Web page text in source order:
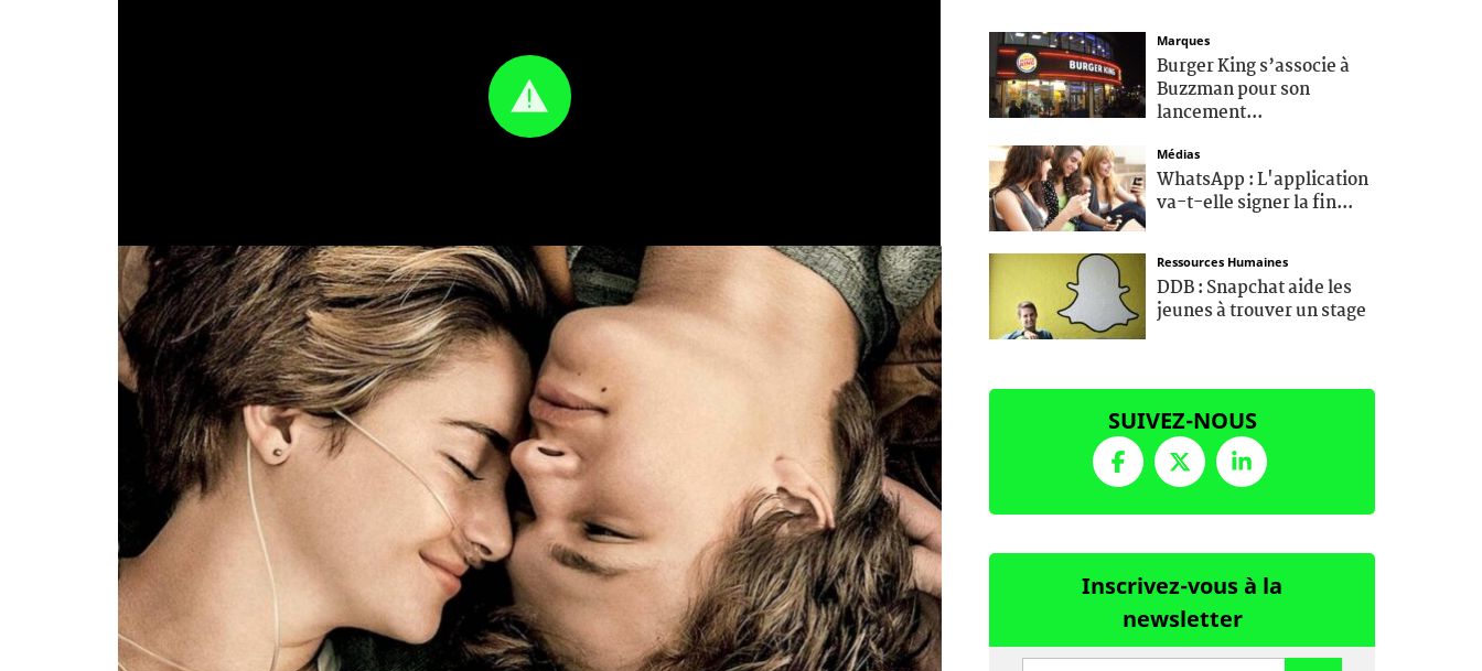
Marques
Burger King s’associe à
Buzzman pour son
lancement...
Médias
WhatsApp : L'application
va-t-elle signer la fin...
Ressources Humaines
DDB : Snapchat aide les
jeunes à trouver un stage
SUIVEZ-NOUS
Inscrivez-vous à la
newsletter